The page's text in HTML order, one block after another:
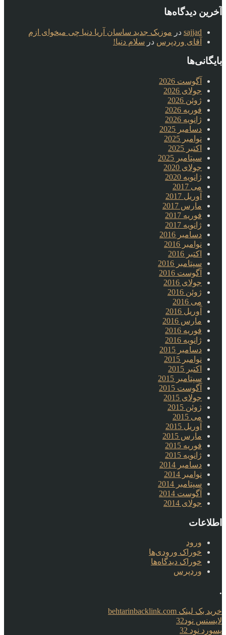
آخرین دیدگاه‌ها
sajjad در موزیک جدید ساسان آریا دنیا چی میخوای ازم
آقای وردپرس در سلام دنیا!
بایگانی‌ها
آگوست 2026
جولای 2026
ژوئن 2026
فوریه 2026
ژانویه 2026
دسامبر 2025
نوامبر 2025
اکتبر 2025
سپتامبر 2025
جولای 2020
ژانویه 2020
می 2017
آوریل 2017
مارس 2017
فوریه 2017
ژانویه 2017
دسامبر 2016
نوامبر 2016
اکتبر 2016
سپتامبر 2016
آگوست 2016
جولای 2016
ژوئن 2016
می 2016
آوریل 2016
مارس 2016
فوریه 2016
ژانویه 2016
دسامبر 2015
نوامبر 2015
اکتبر 2015
سپتامبر 2015
آگوست 2015
جولای 2015
ژوئن 2015
می 2015
آوریل 2015
مارس 2015
فوریه 2015
ژانویه 2015
دسامبر 2014
نوامبر 2014
سپتامبر 2014
آگوست 2014
جولای 2014
اطلاعات
ورود
خوراک ورودی‌ها
خوراک دیدگاه‌ها
وردپرس
.
خرید بک لینک behtarinbacklink.com
لایسنس نود32
پسورد نود 32